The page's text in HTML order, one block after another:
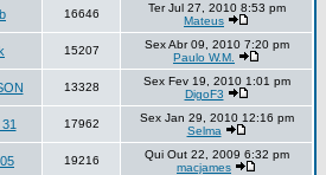
16646
Ter Jul 27, 2010 8:53 pm
Mateus
15207
Sex Abr 09, 2010 7:20 pm
Paulo W.M.
13328
Sex Fev 19, 2010 1:01 pm
DigoF3
17962
Sex Jan 29, 2010 12:16 pm
Selma
19216
Qui Out 22, 2009 6:32 pm
macjames